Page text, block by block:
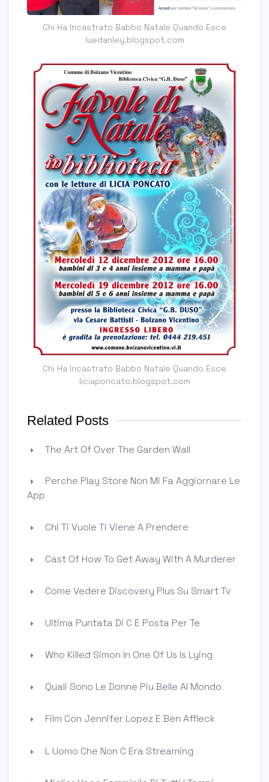
Chi Ha Incastrato Babbo Natale Quando Esce
luedanley.blogspot.com
Chi Ha Incastrato Babbo Natale Quando Esce
liciaponcato.blogspot.com
Related Posts
The Art Of Over The Garden Wall
Perche Play Store Non Mi Fa Aggiornare Le
App
Chi Ti Vuole Ti Viene A Prendere
Cast Of How To Get Away With A Murderer
Come Vedere Discovery Plus Su Smart Tv
Ultima Puntata Di C E Posta Per Te
Who Killed Simon In One Of Us Is Lying
Quali Sono Le Donne Piu Belle Al Mondo
Film Con Jennifer Lopez E Ben Affleck
L Uomo Che Non C Era Streaming